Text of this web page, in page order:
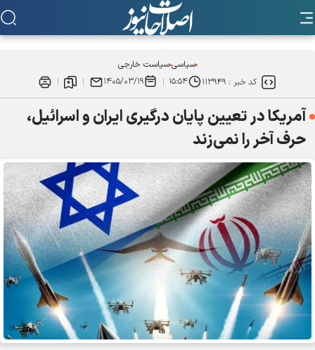
سیاسیسیاست خارجی
کد خبر : ۱۱۳۹۴۹ ۱۵:۵۴ ۱۴۰۵/۰۳/۱۹
آمریکا در تعیین پایان درگیری ایران و اسرائیل،
حرف آخر را نمی‌زند